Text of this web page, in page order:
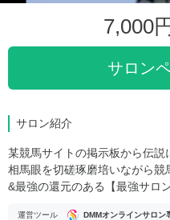
7,000円
サロン
サロン紹介
某競馬サイトの掲示板から伝
相馬眼を切磋琢磨培いながら
&最強の還元のある【最強サロ
運営ツール DMMオンラインサロン